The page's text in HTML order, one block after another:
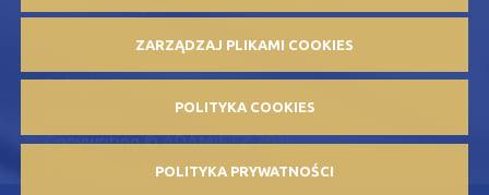
Polityka Prywatności
Copywriting © ADAMIETZ 2026
Projekt i realizacja: Offteam.pl
ZARZĄDZAJ PLIKAMI COOKIES
POLITYKA PRYWATNOŚCI
POLITYKA COOKIES